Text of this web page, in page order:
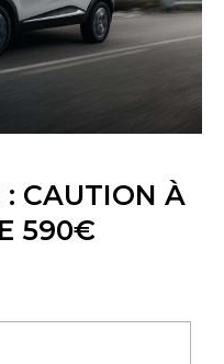
: CAUTION À
590€